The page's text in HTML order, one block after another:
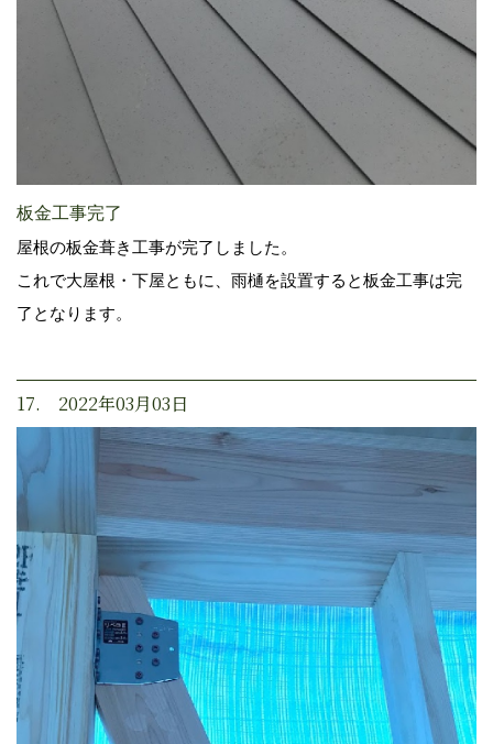
板金工事完了
屋根の板金葺き工事が完了しました。
これで大屋根・下屋ともに、雨樋を設置すると板金工事は完
了となります。
17. 2022年03月03日